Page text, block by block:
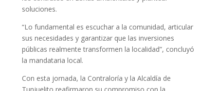
soluciones.
“Lo fundamental es escuchar a la comunidad, articular
sus necesidades y garantizar que las inversiones
públicas realmente transformen la localidad”, concluyó
la mandataria local.
Con esta jornada, la Contraloría y la Alcaldía de